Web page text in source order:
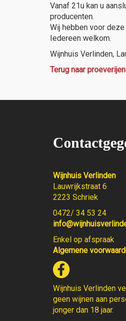
Vanaf 21u kan u
producenten.
Wij hebben voor
Iedereen welkom.
Wijnhuis Verlinden,
Terug naar proeverijen
Wijnhuis Verlinden
Lauwrijkstraat 6
2223 Schriek
0472/ 34 53 24
Enkel op afspraak
Algemene
Wijnhuis Verlinden
geen wijnen aan
jonger dan 18 jaar.